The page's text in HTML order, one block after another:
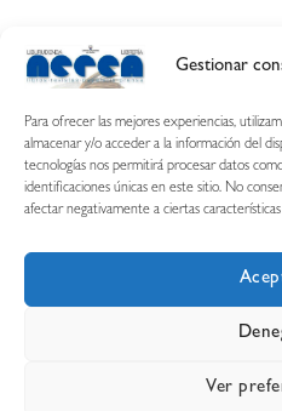
Gestionar
Para ofrecer las mejores experiencias,
almacenar y/o acceder a la información del
tecnologías nos permitirá procesar datos
identificaciones únicas en este sitio. No
afectar negativamente a ciertas
Ver
Calle
687
Aviso
Condiciones de